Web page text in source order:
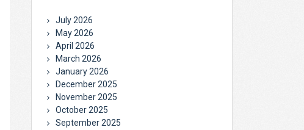
July 2026
May 2026
April 2026
March 2026
January 2026
December 2025
November 2025
October 2025
September 2025